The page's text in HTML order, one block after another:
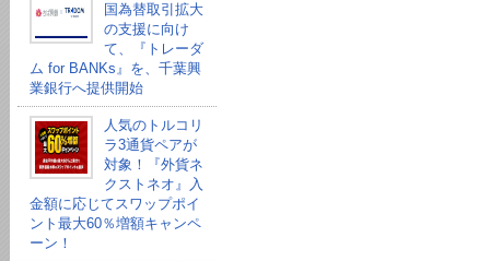
国為替取引拡大
の支援に向け
て、『トレーダ
ム for BANKs』を、千葉興
業銀行へ提供開始
人気のトルコリ
ラ3通貨ペアが
対象！『外貨ネ
クストネオ』入
金額に応じてスワップポイ
ント最大60％増額キャンペ
ーン！